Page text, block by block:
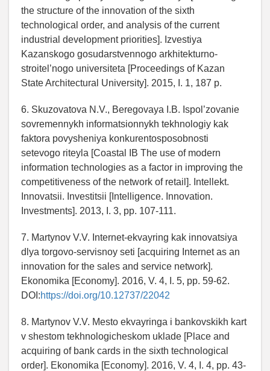
the structure of the innovation of the sixth
technological order, and analysis of the current
industrial development priorities]. Izvestiya
Kazanskogo gosudarstvennogo arkhitekturno-
stroitel’nogo universiteta [Proceedings of Kazan
State Architectural University]. 2015, I. 1, 187 p.
6. Skuzovatova N.V., Beregovaya I.B. Ispol’zovanie
sovremennykh informatsionnykh tekhnologiy kak
faktora povysheniya konkurentosposobnosti
setevogo riteyla [Coastal IB The use of modern
information technologies as a factor in improving the
competitiveness of the network of retail]. Intellekt.
Innovatsii. Investitsii [Intelligence. Innovation.
Investments]. 2013, I. 3, pp. 107-111.
7. Martynov V.V. Internet-ekvayring kak innovatsiya
dlya torgovo-servisnoy seti [acquiring Internet as an
innovation for the sales and service network].
Ekonomika [Economy]. 2016, V. 4, I. 5, pp. 59-62.
DOI:https://doi.org/10.12737/22042
8. Martynov V.V. Mesto ekvayringa i bankovskikh kart
v shestom tekhnologicheskom uklade [Place and
acquiring of bank cards in the sixth technological
order]. Ekonomika [Economy]. 2016, V. 4, I. 4, pp. 43-